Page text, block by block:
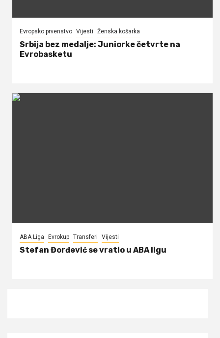
Evropsko prvenstvo Vijesti Ženska košarka
Srbija bez medalje: Juniorke četvrte na
Evrobasketu
ABA Liga Evrokup Transferi Vijesti
Stefan Đorđević se vratio u ABA ligu